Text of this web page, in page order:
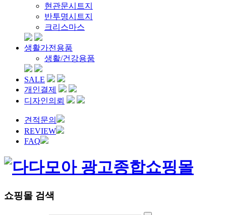
현관문시트지
반투명시트지
크리스마스
생활가전용품
생활/건강용품
SALE
개인결제
디자인의뢰
견적문의
REVIEW
FAQ
쇼핑몰 검색